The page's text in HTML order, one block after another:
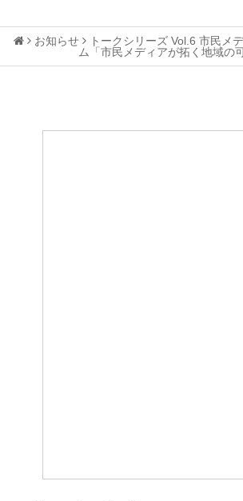
お知らせ
トークシリーズ Vol.6 市民メ
ム「市民メディアが拓く地域の